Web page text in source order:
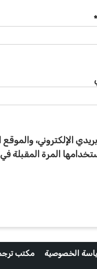
الإلكتروني، والموقع
المرة المقبلة في
الخصوصية مكتب